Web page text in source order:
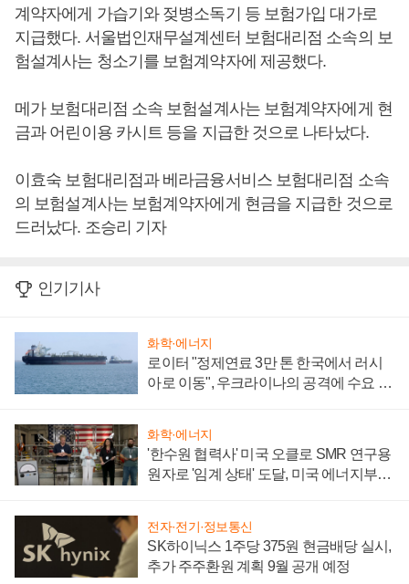
계약자에게 가습기와 젖병소독기 등 보험가입 대가로
지급했다. 서울법인재무설계센터 보험대리점 소속의 보
험설계사는 청소기를 보험계약자에 제공했다.
메가 보험대리점 소속 보험설계사는 보험계약자에게 현
금과 어린이용 카시트 등을 지급한 것으로 나타났다.
이효숙 보험대리점과 베라금융서비스 보험대리점 소속
의 보험설계사는 보험계약자에게 현금을 지급한 것으로
드러났다. 조승리 기자
인기기사
화학·에너지
로이터 "정제연료 3만 톤 한국에서 러시
아로 이동", 우크라이나의 공격에 수요 늘
화학·에너지
'한수원 협력사' 미국 오클로 SMR 연구용
원자로 '임계 상태' 도달, 미국 에너지부
전자·전기·정보통신
SK하이닉스 1주당 375원 현금배당 실시,
추가 주주환원 계획 9월 공개 예정